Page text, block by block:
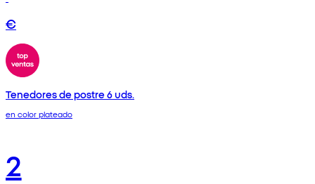
€
Tenedores de postre 6 uds.
en color plateado
2